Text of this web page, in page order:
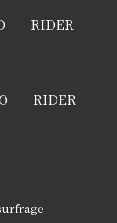
RIDER
RIDER